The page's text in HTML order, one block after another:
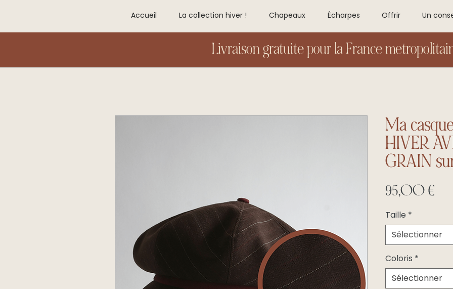
Accueil La collection hiver ! Chapeaux Écharpes Offrir Un
Livraison gratuite pour la France
Ma
HIVER
GRAIN
95,00 €
Taille *
Sélectionner
Coloris *
Sélectionner